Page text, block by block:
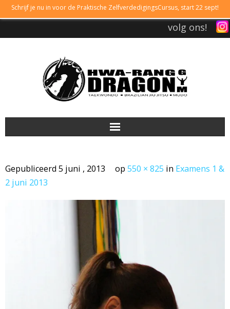
Schrijf je nu in voor de Praktische ZelfverdedigingsCursus, start 22 sept!
volg ons!
LESTIJDEN
LIDMAATSCHAP
Gepubliceerd 5 juni , 2013 op 550 × 825 in Examens 1 &
2 juni 2013